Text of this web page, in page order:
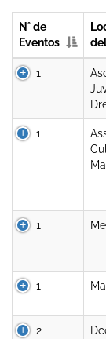
N° de
Eventos
1
1
1
1
2